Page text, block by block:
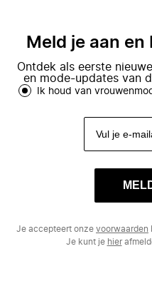
Meld je aan
Ontdek als eerste
en mode-updates van
Ik houd van
Je accepteert onze voorwaarden
Je kunt je hier